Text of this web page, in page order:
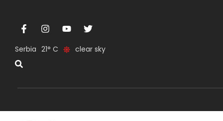
Serbia 21 clear sky